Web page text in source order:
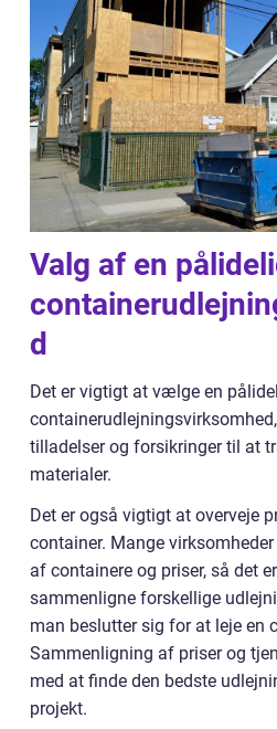
Valg af en
d
Det er vigtigt at vælge en
tilladelser og forsikringer til at
materialer.
Det er også vigtigt at overveje
container. Mange
af containere og priser, så det
sammenligne forskellige
man beslutter sig for at leje en
Sammenligning af priser og
med at finde den bedste
projekt.